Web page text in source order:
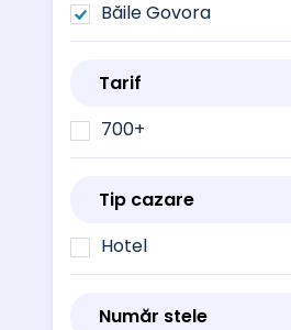
Băile Govora
Tarif
700+
Tip cazare
Hotel
Număr stele